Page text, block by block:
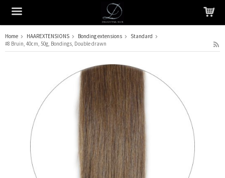
Het product is in je winkelmandje geplaatst
Home HAAREXTENSIONS Bonding extensions
Standard
#8 Bruin, 40cm, 50g, Bondings, Double drawn